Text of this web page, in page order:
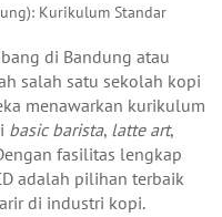
Kurikulum Standar
di Bandung atau
salah satu sekolah kopi
menawarkan kurikulum
basic barista, latte art,
fasilitas lengkap
adalah pilihan terbaik
di industri kopi.